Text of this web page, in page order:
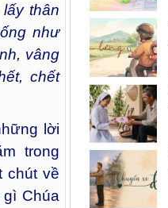
thân
như
vâng
chết
lời
trong
chút về
Chúa